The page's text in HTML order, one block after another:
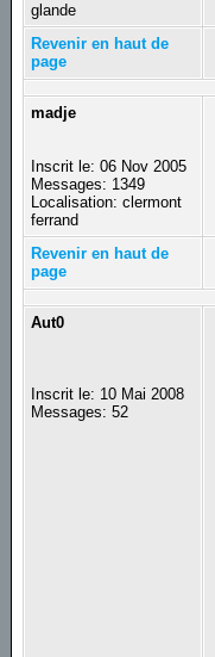
glande
Revenir en haut de
page
madje
Inscrit le: 06 Nov 2005
Messages: 1349
Localisation: clermont
ferrand
Revenir en haut de
page
Aut0
Inscrit le: 10 Mai 2008
Messages: 52